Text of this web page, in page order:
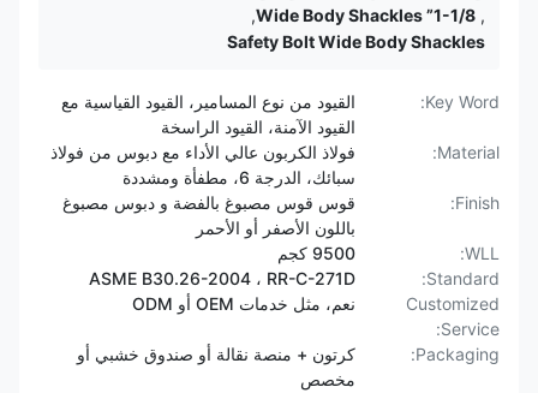
1-1/8” Wide Body Shackles
,
Safety Bolt Wide Body Shackles
Key Word:
القيود من نوع المسامير، القيود القياسية مع
القيود الآمنة، القيود الراسخة
Material:
فولاذ الكربون عالي الأداء مع دبوس من فولاذ
سبائك، الدرجة 6، مطفأة ومشددة
Finish:
قوس قوس مصبوغ بالفضة و دبوس مصبوغ
باللون الأصفر أو الأحمر
9500 كجم
Standard:
ASME B30.26-2004 ، RR-C-271D
Customized
Service:
نعم، مثل خدمات OEM أو ODM
Packaging:
كرتون + منصة نقالة أو صندوق خشبي أو
مخصص